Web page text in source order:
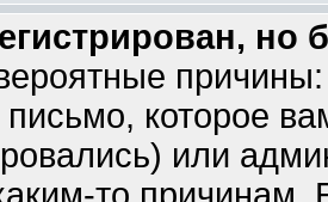
но
письмо, которое
или